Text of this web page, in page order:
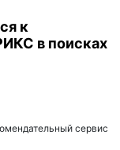
к
в поисках
сервис